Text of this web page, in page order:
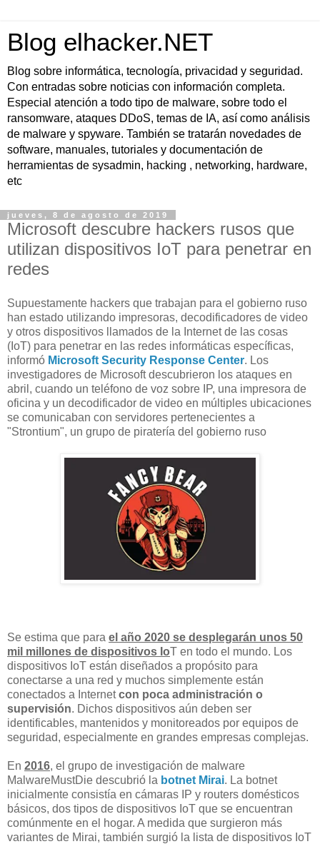
Blog elhacker.NET
Blog sobre informática, tecnología, privacidad y seguridad.
Con entradas sobre noticias con información completa.
Especial atención a todo tipo de malware, sobre todo el
ransomware, ataques DDoS, temas de IA, así como análisis
de malware y spyware. También se tratarán novedades de
software, manuales, tutoriales y documentación de
herramientas de sysadmin, hacking , networking, hardware,
etc
jueves, 8 de agosto de 2019
Microsoft descubre hackers rusos que
utilizan dispositivos IoT para penetrar en
redes
Supuestamente hackers que trabajan para el gobierno ruso
han estado utilizando impresoras, decodificadores de video
y otros dispositivos llamados de la Internet de las cosas
(IoT) para penetrar en las redes informáticas específicas,
informó Microsoft Security Response Center. Los
investigadores de Microsoft descubrieron los ataques en
abril, cuando un teléfono de voz sobre IP, una impresora de
oficina y un decodificador de video en múltiples ubicaciones
se comunicaban con servidores pertenecientes a
"Strontium", un grupo de piratería del gobierno ruso
Se estima que para el año 2020 se desplegarán unos 50
mil millones de dispositivos IoT en todo el mundo. Los
dispositivos IoT están diseñados a propósito para
conectarse a una red y muchos simplemente están
conectados a Internetcon poca administración o
supervisión. Dichos dispositivos aún deben ser
identificables, mantenidos y monitoreados por equipos de
seguridad, especialmente en grandes empresas complejas.
En 2016, el grupo de investigación de malware
MalwareMustDie descubrió la botnet Mirai. La botnet
inicialmente consistía en cámaras IP y routers domésticos
básicos, dos tipos de dispositivos IoT que se encuentran
comúnmente en el hogar. A medida que surgieron más
variantes de Mirai, también surgió la lista de dispositivos IoT